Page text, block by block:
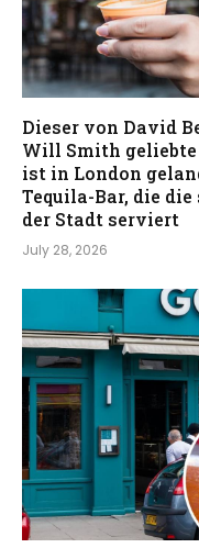
Dieser von David
Will Smith
ist in London
Tequila-Bar, die
der Stadt serviert
July 28, 2026